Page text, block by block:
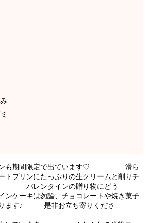
リンも期間限定で出ています♡ 滑ら
トプリンにたっぷりの生クリームと削りチ
バレンタインの贈り物にどう
キは勿論、チョコレートや焼き菓子
ります♪ 是非お立ち寄りくださ